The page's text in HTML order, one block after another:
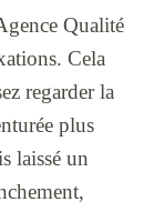
Qualité
Cela
regarder la
plus
laissé un